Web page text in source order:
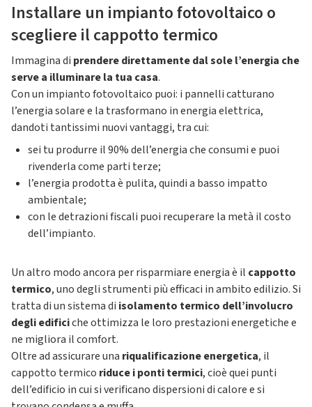
Installare un impianto fotovoltaico o
scegliere il cappotto termico
Immagina di prendere direttamente dal sole l’energia che
serve a illuminare la tua casa.
Con un impianto fotovoltaico puoi: i pannelli catturano
l’energia solare e la trasformano in energia elettrica,
dandoti tantissimi nuovi vantaggi, tra cui:
sei tu produrre il 90% dell’energia che consumi e puoi
rivenderla come parti terze;
l’energia prodotta è pulita, quindi a basso impatto
ambientale;
con le detrazioni fiscali puoi recuperare la metà il costo
dell’impianto.
Un altro modo ancora per risparmiare energia è il cappotto
termico, uno degli strumenti più efficaci in ambito edilizio. Si
tratta di un sistema di isolamento termico dell’involucro
degli edificiche ottimizza le loro prestazioni energetiche e
ne migliora il comfort.
Oltre ad assicurare una riqualificazione energetica, il
cappotto termico riduce i ponti termici, cioè quei punti
dell’edificio in cui si verificano dispersioni di calore e si